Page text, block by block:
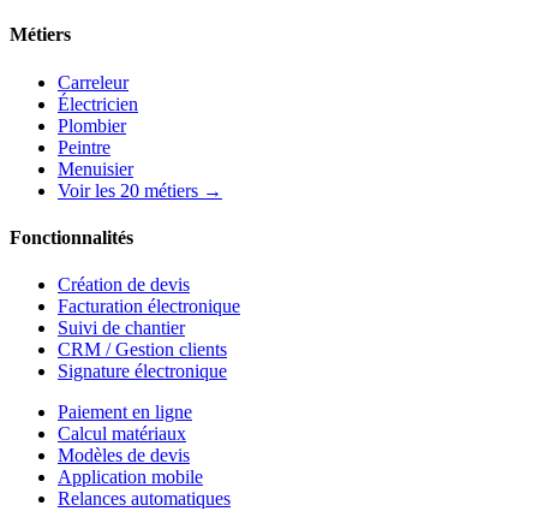
Métiers
Carreleur
Électricien
Plombier
Peintre
Menuisier
Voir les 20 métiers →
Fonctionnalités
Création de devis
Facturation électronique
Suivi de chantier
CRM / Gestion clients
Signature électronique
Paiement en ligne
Calcul matériaux
Modèles de devis
Application mobile
Relances automatiques